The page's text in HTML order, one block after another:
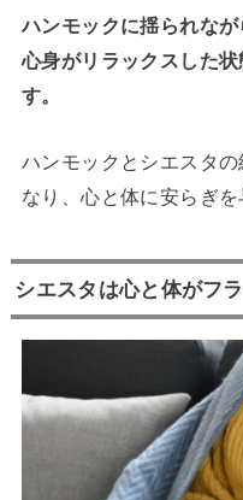
ハンモックに揺られなが
心身がリラックスした
す。
ハンモックとシエスタ
なり、心と体に安らぎを
シエスタは心と体がフ